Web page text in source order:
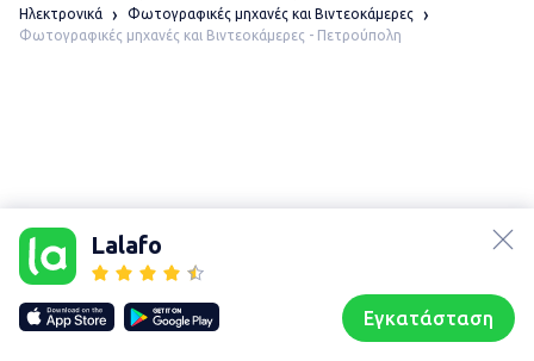
Lalafo
Εγκατάσταση
Ηλεκτρονικά
Φωτογραφικές μηχανές και Βιντεοκάμερες
Φωτογραφικές μηχανές και Βιντεοκάμερες - Πετρούπολη
Our websites
lalafo.kg
lalafo.rs
lalafo.pl
Sitemap
τοποθεσίας
Συζητήσεις Προφίλ